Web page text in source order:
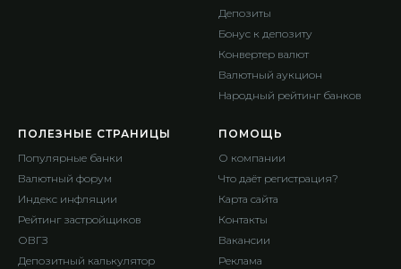
Депозиты
Бонус к депозиту
Конвертер валют
Валютный аукцион
Народный рейтинг банков
ПОЛЕЗНЫЕ СТРАНИЦЫ
Популярные банки
Валютный форум
Индекс инфляции
Рейтинг застройщиков
ОВГЗ
Депозитный калькулятор
ПОМОЩЬ
О компании
Что даёт регистрация?
Карта сайта
Контакты
Вакансии
Реклама